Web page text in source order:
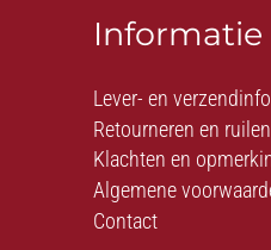
Informatie
Lever- en
Retourneren en ruilen
Klachten en
Algemene
Contact